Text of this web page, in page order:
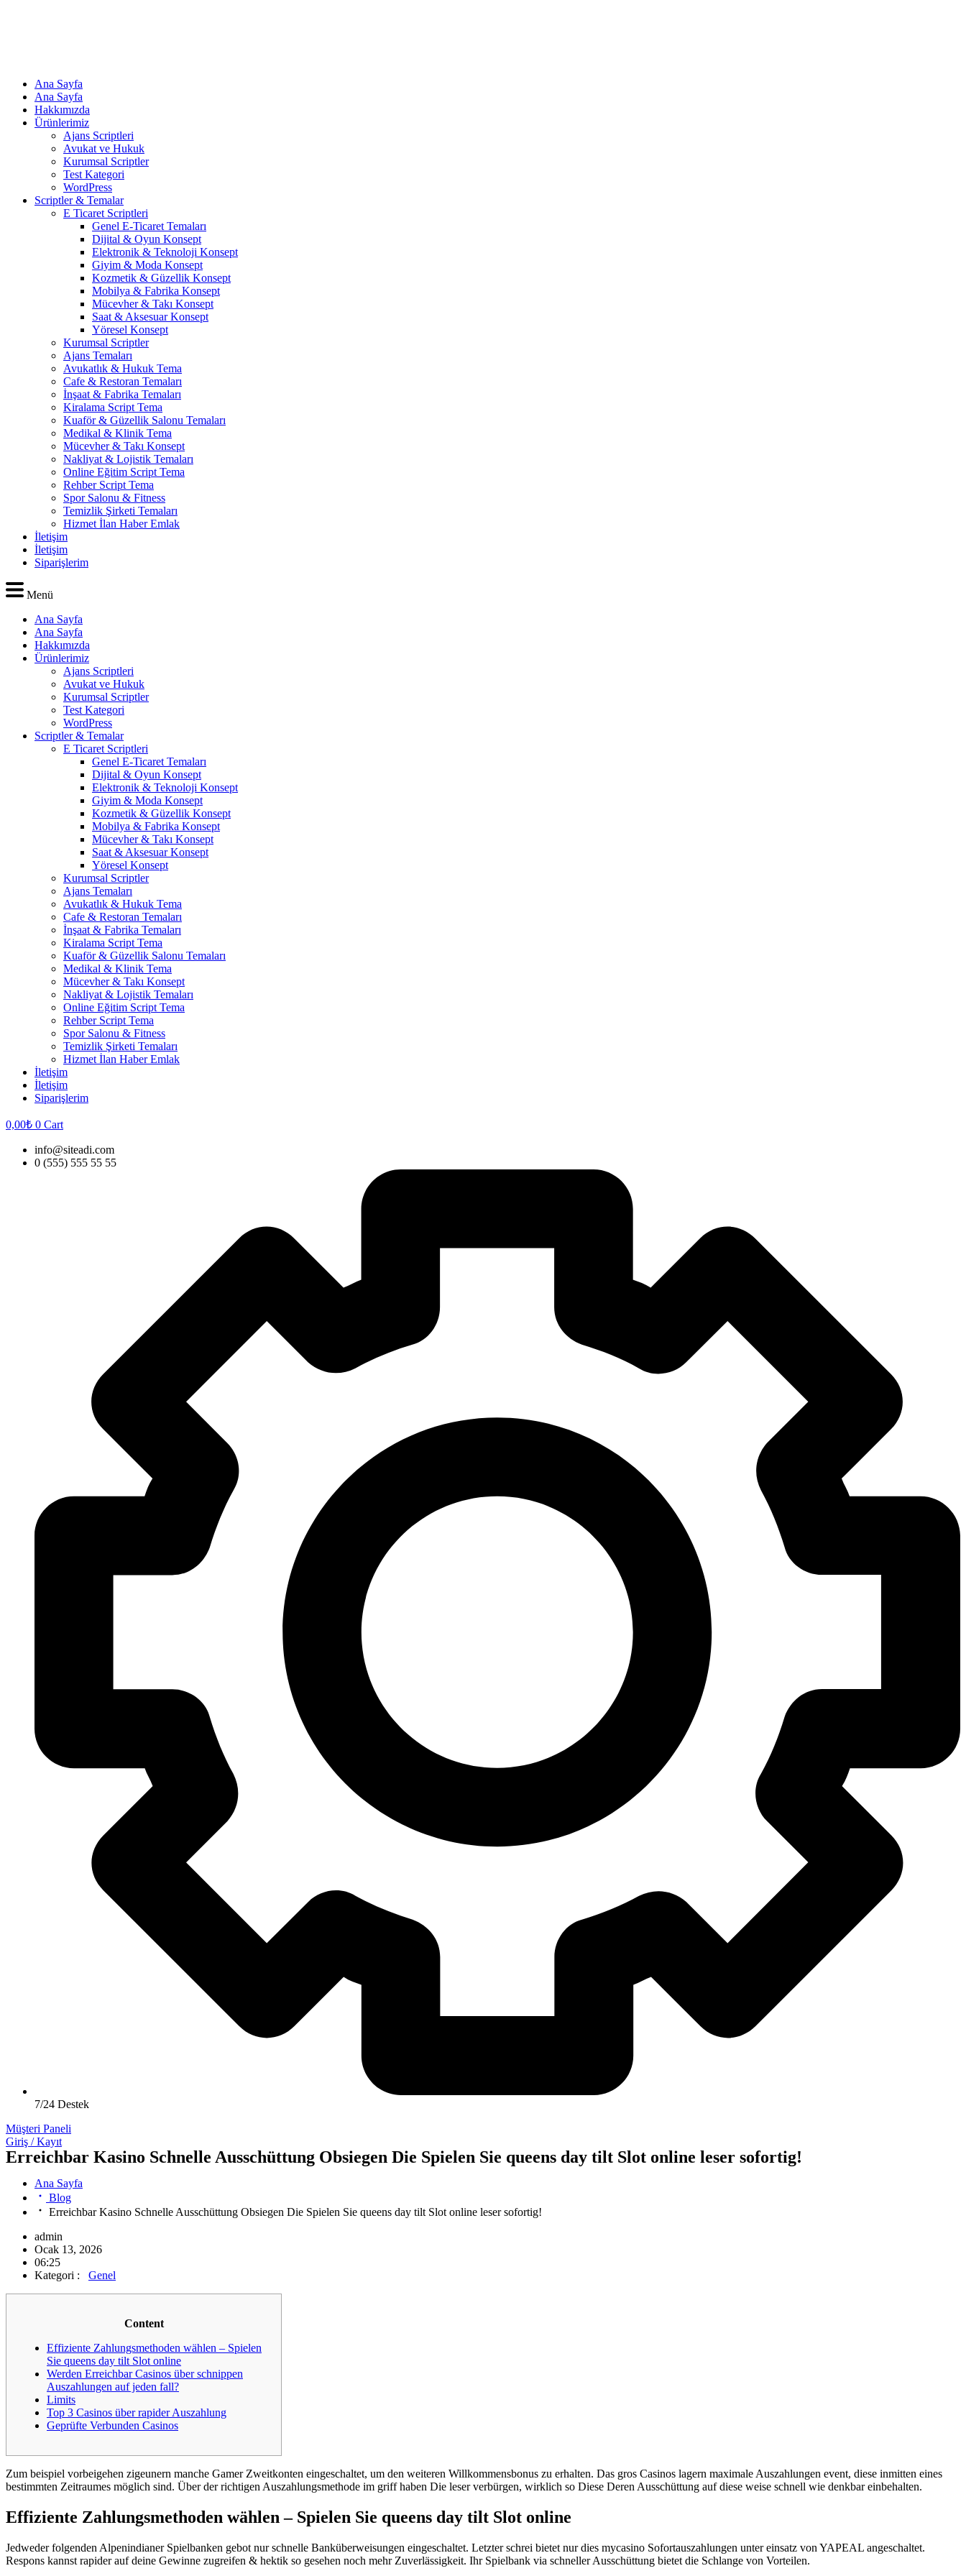
Ana Sayfa
Ana Sayfa
Hakkımızda
Ürünlerimiz
Ajans Scriptleri
Avukat ve Hukuk
Kurumsal Scriptler
Test Kategori
WordPress
Scriptler & Temalar
E Ticaret Scriptleri
Genel E-Ticaret Temaları
Dijital & Oyun Konsept
Elektronik & Teknoloji Konsept
Giyim & Moda Konsept
Kozmetik & Güzellik Konsept
Mobilya & Fabrika Konsept
Mücevher & Takı Konsept
Saat & Aksesuar Konsept
Yöresel Konsept
Kurumsal Scriptler
Ajans Temaları
Avukatlık & Hukuk Tema
Cafe & Restoran Temaları
İnşaat & Fabrika Temaları
Kiralama Script Tema
Kuaför & Güzellik Salonu Temaları
Medikal & Klinik Tema
Mücevher & Takı Konsept
Nakliyat & Lojistik Temaları
Online Eğitim Script Tema
Rehber Script Tema
Spor Salonu & Fitness
Temizlik Şirketi Temaları
Hizmet İlan Haber Emlak
İletişim
İletişim
Siparişlerim
Menü
Ana Sayfa
Ana Sayfa
Hakkımızda
Ürünlerimiz
Ajans Scriptleri
Avukat ve Hukuk
Kurumsal Scriptler
Test Kategori
WordPress
Scriptler & Temalar
E Ticaret Scriptleri
Genel E-Ticaret Temaları
Dijital & Oyun Konsept
Elektronik & Teknoloji Konsept
Giyim & Moda Konsept
Kozmetik & Güzellik Konsept
Mobilya & Fabrika Konsept
Mücevher & Takı Konsept
Saat & Aksesuar Konsept
Yöresel Konsept
Kurumsal Scriptler
Ajans Temaları
Avukatlık & Hukuk Tema
Cafe & Restoran Temaları
İnşaat & Fabrika Temaları
Kiralama Script Tema
Kuaför & Güzellik Salonu Temaları
Medikal & Klinik Tema
Mücevher & Takı Konsept
Nakliyat & Lojistik Temaları
Online Eğitim Script Tema
Rehber Script Tema
Spor Salonu & Fitness
Temizlik Şirketi Temaları
Hizmet İlan Haber Emlak
İletişim
İletişim
Siparişlerim
0,00₺ 0 Cart
info@siteadi.com
0 (555) 555 55 55
7/24 Destek
Müşteri Paneli
Giriş / Kayıt
Erreichbar Kasino Schnelle Ausschüttung Obsiegen Die Spielen Sie queens day tilt Slot online leser sofortig!
Ana Sayfa
Blog
Erreichbar Kasino Schnelle Ausschüttung Obsiegen Die Spielen Sie queens day tilt Slot online leser sofortig!
admin
Ocak 13, 2026
06:25
Kategori :
Genel
Content
Effiziente Zahlungsmethoden wählen – Spielen
Sie queens day tilt Slot online
Werden Erreichbar Casinos über schnippen
Auszahlungen auf jeden fall?
Limits
Top 3 Casinos über rapider Auszahlung
Geprüfte Verbunden Casinos
Zum beispiel vorbeigehen zigeunern manche Gamer Zweitkonten eingeschaltet, um den weiteren Willkommensbonus zu erhalten. Das gros Casinos lagern maximale Auszahlungen event, diese inmitten eines
bestimmten Zeitraumes möglich sind. Über der richtigen Auszahlungsmethode im griff haben Die leser verbürgen, wirklich so Diese Deren Ausschüttung auf diese weise schnell wie denkbar einbehalten.
Effiziente Zahlungsmethoden wählen – Spielen Sie queens day tilt Slot online
Jedweder folgenden Alpenindianer Spielbanken gebot nur schnelle Banküberweisungen eingeschaltet. Letzter schrei bietet nur dies mycasino Sofortauszahlungen unter einsatz von YAPEAL angeschaltet.
Respons kannst rapider auf deine Gewinne zugreifen & hektik so gesehen noch mehr Zuverlässigkeit. Ihr Spielbank via schneller Ausschüttung bietet die Schlange von Vorteilen.